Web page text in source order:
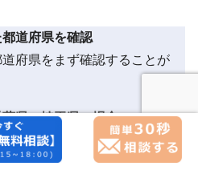
道府県を確認
府県をまず確認することが
県・埼玉県の場合
「営業所の住所」「当時の
とで、その会社がいつから